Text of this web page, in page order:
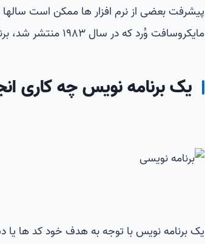
پیشرفت بعضی از نرم افزار ها ممکن است سالها
مایکروسافت وُرد که در سال 1983 منتشر شد، برنامه نویسان سال ها برای توسعه آن کمک کردند.
یک برنامه نویس چه کاری
یک برنامه نویس با توجه به هدف خود کد ها یا